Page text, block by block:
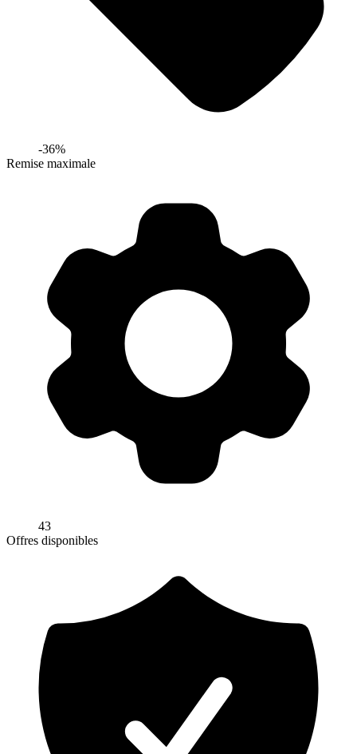
-36%
Remise maximale
43
Offres disponibles